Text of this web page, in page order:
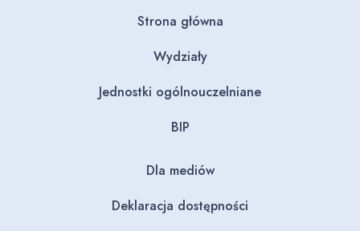
Strona główna
Wydziały
Jednostki ogólnouczelniane
BIP
Dla mediów
Deklaracja dostępności